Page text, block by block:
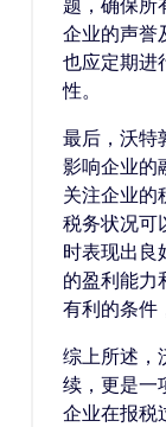
题，确保所
企业的声誉
也应定期进
性。
最后，沃特
影响企业的
关注企业的
税务状况可
时表现出良
的盈利能力
有利的条件
综上所述，
续，更是一
企业在报税